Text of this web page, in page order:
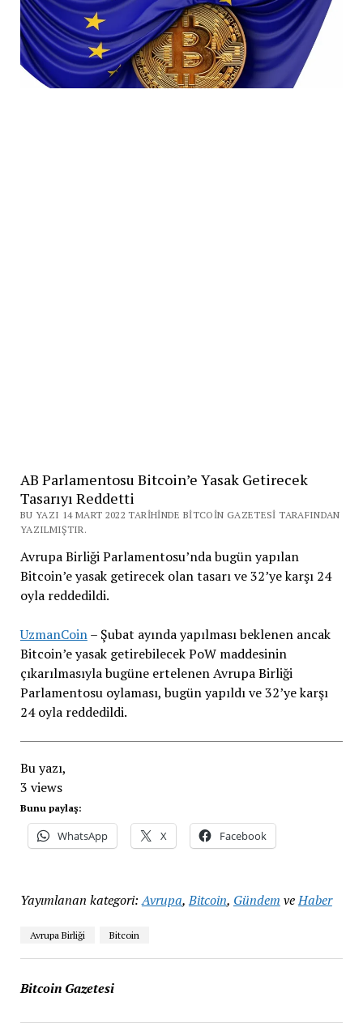
AB Parlamentosu Bitcoin’e Yasak Getirecek
Tasarıyı Reddetti
BU YAZI 14 MART 2022 TARIHINDE BITCOIN GAZETESI TARAFINDAN
YAZILMIŞTIR.
Avrupa Birliği Parlamentosu’nda bugün yapılan
Bitcoin’e yasak getirecek olan tasarı ve 32’ye karşı 24
oyla reddedildi.
UzmanCoin– Şubat ayında yapılması beklenen ancak
Bitcoin’e yasak getirebilecek PoW maddesinin
çıkarılmasıyla bugüne ertelenen Avrupa Birliği
Parlamentosu oylaması, bugün yapıldı ve 32’ye karşı
24 oyla reddedildi.
Bu yazı,
3 views
Bunu paylaş:
WhatsApp X Facebook
Yayımlanan kategori: Avrupa,Bitcoin, Gündem veHaber
Avrupa Birliği Bitcoin
Bitcoin Gazetesi